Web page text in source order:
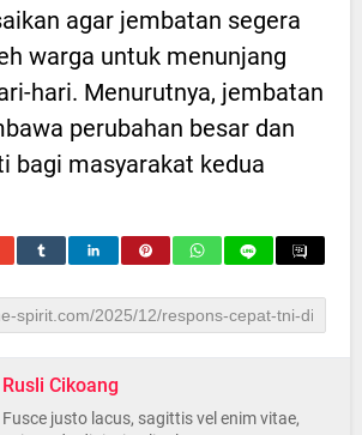
agar jembatan segera
warga untuk menunjang
hari. Menurutnya, jembatan
perubahan besar dan
bagi masyarakat kedua
Rusli Cikoang
Fusce justo lacus, sagittis vel enim vitae,